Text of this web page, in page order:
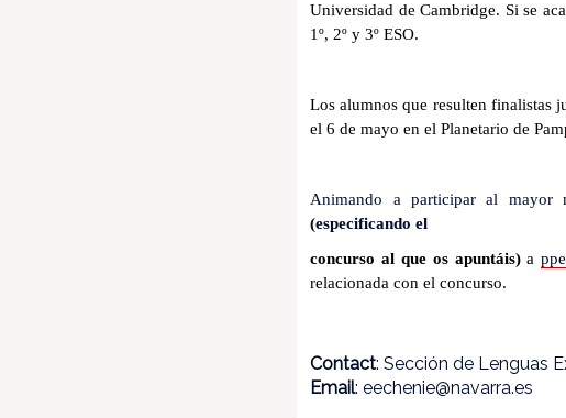
Universidad de Cambridge. Si se
1º, 2º y 3º ESO.
Los alumnos que resulten finalistas
el 6 de mayo en el Planetario de
Animando a participar al mayor
(especificando el
concurso al que os apuntáis)a
relacionada con el concurso.
Contact: Sección de Lenguas
Email: eechenie@navarra.es